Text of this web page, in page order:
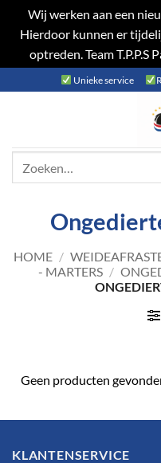
Wij werken aan een
Hierdoor kunnen er
optreden. Team T.P.P.S
naar
Unieke service
HOME /
- MARTERS /
Geen producten
KLANTENSERVICE